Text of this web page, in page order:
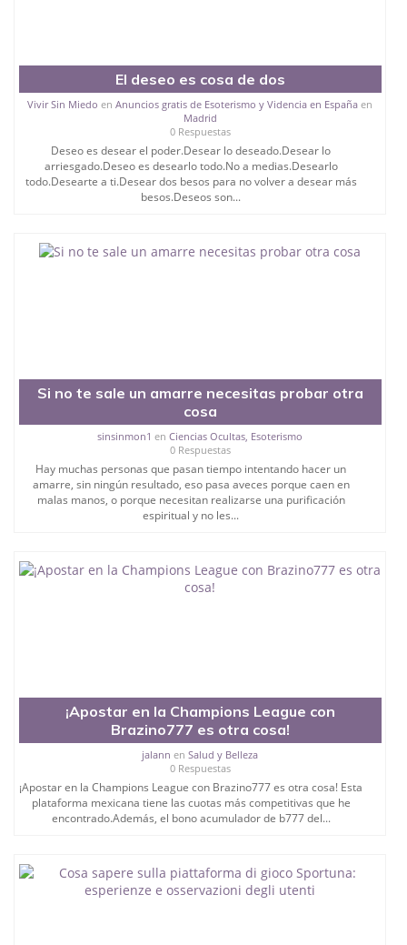
El deseo es cosa de dos
Vivir Sin Miedo enAnuncios gratis de Esoterismo y Videncia en España en
Madrid
0 Respuestas
Deseo es desear el poder.Desear lo deseado.Desear lo
arriesgado.Deseo es desearlo todo.No a medias.Desearlo
todo.Desearte a ti.Desear dos besos para no volver a desear más
besos.Deseos son...
Si no te sale un amarre necesitas probar otra
cosa
sinsinmon1 enCiencias Ocultas, Esoterismo
0 Respuestas
Hay muchas personas que pasan tiempo intentando hacer un
amarre, sin ningún resultado, eso pasa aveces porque caen en
malas manos, o porque necesitan realizarse una purificación
espiritual y no les...
¡Apostar en la Champions League con
Brazino777 es otra cosa!
jalann enSalud y Belleza
0 Respuestas
¡Apostar en la Champions League con Brazino777 es otra cosa! Esta
plataforma mexicana tiene las cuotas más competitivas que he
encontrado.Además, el bono acumulador de b777 del...